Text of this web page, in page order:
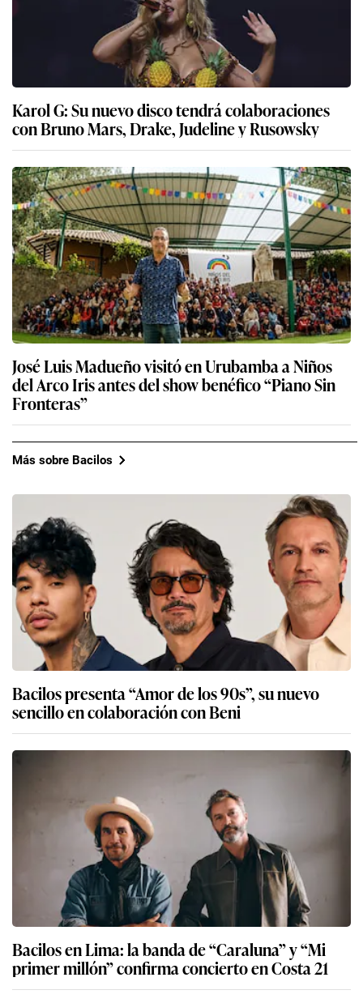
Karol G: Su nuevo disco tendrá colaboraciones
con Bruno Mars, Drake, Judeline y Rusowsky
José Luis Madueño visitó en Urubamba a Niños
del Arco Iris antes del show benéfico “Piano Sin
Fronteras”
Más sobre Bacilos
Bacilos presenta “Amor de los 90s”, su nuevo
sencillo en colaboración con Beni
Bacilos en Lima: la banda de “Caraluna” y “Mi
primer millón” confirma concierto en Costa 21